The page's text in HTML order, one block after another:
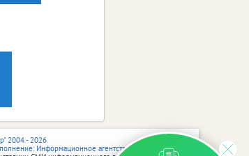
2004 - 2026
Информационное агентство vRossii.ru